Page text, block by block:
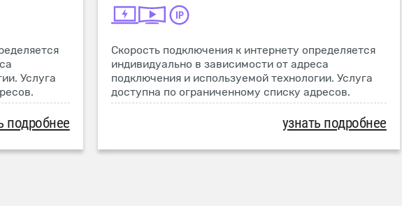
Услуга
подробнее
Скорость подключения к интернету определяется
индивидуально в зависимости от адреса
подключения и используемой технологии. Услуга
доступна по ограниченному списку адресов.
узнать подробнее